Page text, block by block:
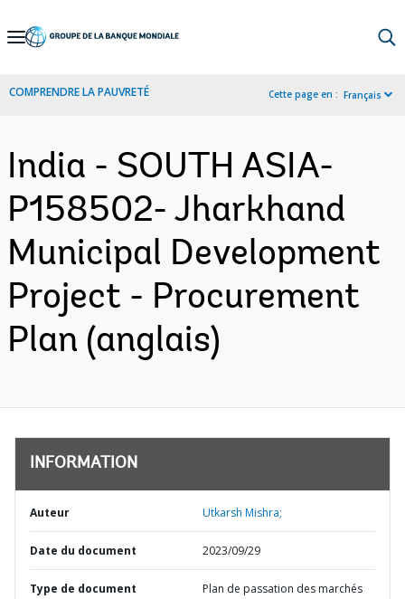
Skip
Navigation
COMPRENDRE LA PAUVRETÉ Cette page en : Français
India - SOUTH ASIA-
P158502- Jharkhand
Municipal Development
Project - Procurement
Plan (anglais)
INFORMATION
Auteur Utkarsh Mishra;
Date du document 2023/09/29
Type de document Plan de passation des marchés